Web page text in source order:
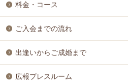
料金・コース
ご入会までの流れ
出逢いからご成婚まで
広報プレスルーム